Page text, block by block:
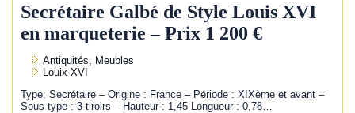
Secrétaire Galbé de Style Louis XVI
en marqueterie – Prix 1 200 €
Antiquités, Meubles
Louix XVI
Type: Secrétaire – Origine : France – Période : XIXème et avant –
Sous-type : 3 tiroirs – Hauteur : 1,45 Longueur : 0,78…